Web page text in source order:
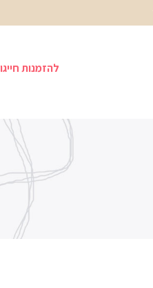
להזמנות חייגו